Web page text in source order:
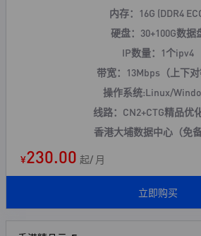
内存：16G (DDR4
硬盘：30+100G数据
IP数量：1个ipv4
带宽：13Mbps（上下对
操作系统:Linux/
线路：CN2+CTG精品优
香港大埔数据中心（免备
¥230.00 起/ 月
立即购买